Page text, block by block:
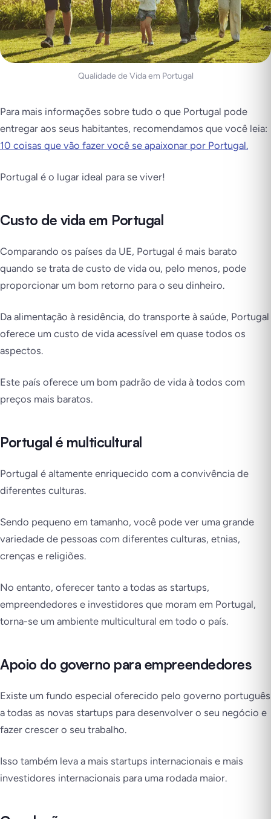
Qualidade de Vida em Portugal
Para mais informações sobre tudo o que Portugal pode
entregar aos seus habitantes, recomendamos que você leia:
10 coisas que vão fazer você se apaixonar por Portugal.
Portugal é o lugar ideal para se viver!
Custo de vida em Portugal
Comparando os países da UE, Portugal é mais barato
quando se trata de custo de vida ou, pelo menos, pode
proporcionar um bom retorno para o seu dinheiro.
Da alimentação à residência, do transporte à saúde, Portugal
oferece um custo de vida acessível em quase todos os
aspectos.
Este país oferece um bom padrão de vida à todos com
preços mais baratos.
Portugal é multicultural
Portugal é altamente enriquecido com a convivência de
diferentes culturas.
Sendo pequeno em tamanho, você pode ver uma grande
variedade de pessoas com diferentes culturas, etnias,
crenças e religiões.
No entanto, oferecer tanto a todas as startups,
empreendedores e investidores que moram em Portugal,
torna-se um ambiente multicultural em todo o país.
Apoio do governo para empreendedores
Existe um fundo especial oferecido pelo governo português
a todas as novas startups para desenvolver o seu negócio e
fazer crescer o seu trabalho.
Isso também leva a mais startups internacionais e mais
investidores internacionais para uma rodada maior.